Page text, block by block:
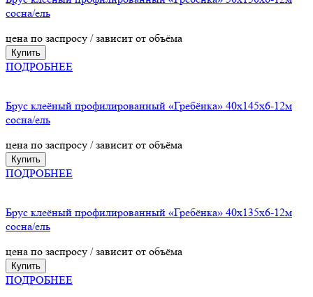
сосна/ель
цена по заспросу / зависит от объёма
Купить
ПОДРОБНЕЕ
Брус клеёный профилированный «Гребёнка» 40х145х6-12м
сосна/ель
цена по заспросу / зависит от объёма
Купить
ПОДРОБНЕЕ
Брус клеёный профилированный «Гребёнка» 40х135х6-12м
сосна/ель
цена по заспросу / зависит от объёма
Купить
ПОДРОБНЕЕ